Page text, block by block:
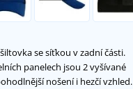
se síťkou v zadní části.
panelech jsou 2 vyšívané
nošení i hezčí vzhled.